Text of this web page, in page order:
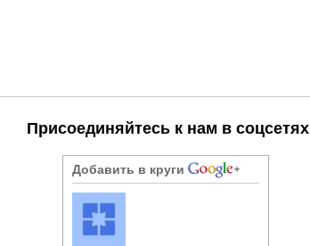
Присоединяйтесь к нам в соцсетях
Добавить в круги